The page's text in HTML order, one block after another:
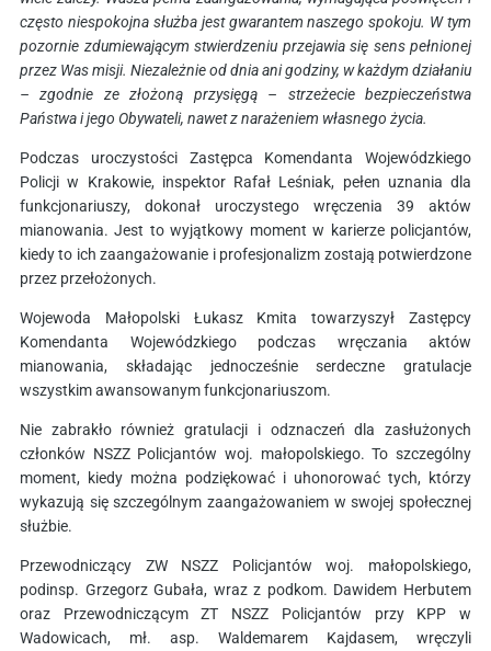
często niespokojna służba jest gwarantem naszego spokoju. W tym
pozornie zdumiewającym stwierdzeniu przejawia się sens pełnionej
przez Was misji. Niezależnie od dnia ani godziny, w każdym działaniu
– zgodnie ze złożoną przysięgą – strzeżecie bezpieczeństwa
Państwa i jego Obywateli, nawet z narażeniem własnego życia.
Podczas uroczystości Zastępca Komendanta Wojewódzkiego
Policji w Krakowie, inspektor Rafał Leśniak, pełen uznania dla
funkcjonariuszy, dokonał uroczystego wręczenia 39 aktów
mianowania. Jest to wyjątkowy moment w karierze policjantów,
kiedy to ich zaangażowanie i profesjonalizm zostają potwierdzone
przez przełożonych.
Wojewoda Małopolski Łukasz Kmita towarzyszył Zastępcy
Komendanta Wojewódzkiego podczas wręczania aktów
mianowania, składając jednocześnie serdeczne gratulacje
wszystkim awansowanym funkcjonariuszom.
Nie zabrakło również gratulacji i odznaczeń dla zasłużonych
członków NSZZ Policjantów woj. małopolskiego. To szczególny
moment, kiedy można podziękować i uhonorować tych, którzy
wykazują się szczególnym zaangażowaniem w swojej społecznej
służbie.
Przewodniczący ZW NSZZ Policjantów woj. małopolskiego,
podinsp. Grzegorz Gubała, wraz z podkom. Dawidem Herbutem
oraz Przewodniczącym ZT NSZZ Policjantów przy KPP w
Wadowicach, mł. asp. Waldemarem Kajdasem, wręczyli